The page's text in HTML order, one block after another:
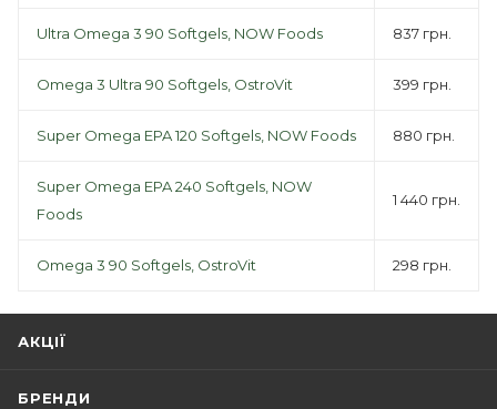
Ultra Omega 3 90 Softgels, NOW Foods 837 грн.
Omega 3 Ultra 90 Softgels, OstroVit 399 грн.
Super Omega EPA 120 Softgels, NOW Foods 880 грн.
Super Omega EPA 240 Softgels, NOW
Foods
1 440 грн.
Omega 3 90 Softgels, OstroVit 298 грн.
АКЦІЇ
БРЕНДИ